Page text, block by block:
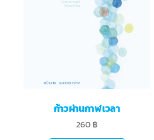
ก้าวผ่านกาฬเวลา
260 ฿